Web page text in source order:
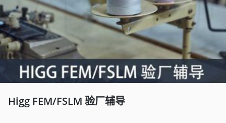
Higg FEM/FSLM 验厂辅导